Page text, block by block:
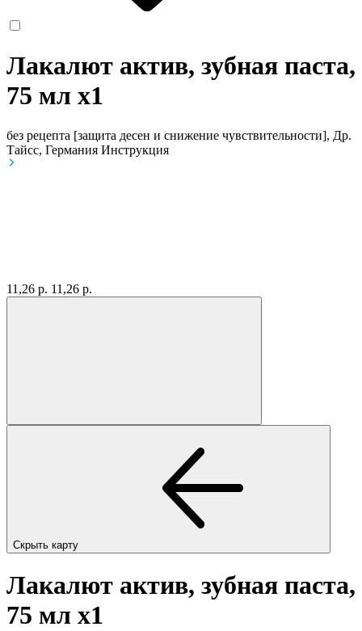
Лакалют актив, зубная паста,
75 мл x1
без рецепта [защита десен и снижение чувствительности], Др.
Тайсс, Германия Инструкция
11,26 р. 11,26 р.
Скрыть карту
Лакалют актив, зубная паста,
75 мл x1